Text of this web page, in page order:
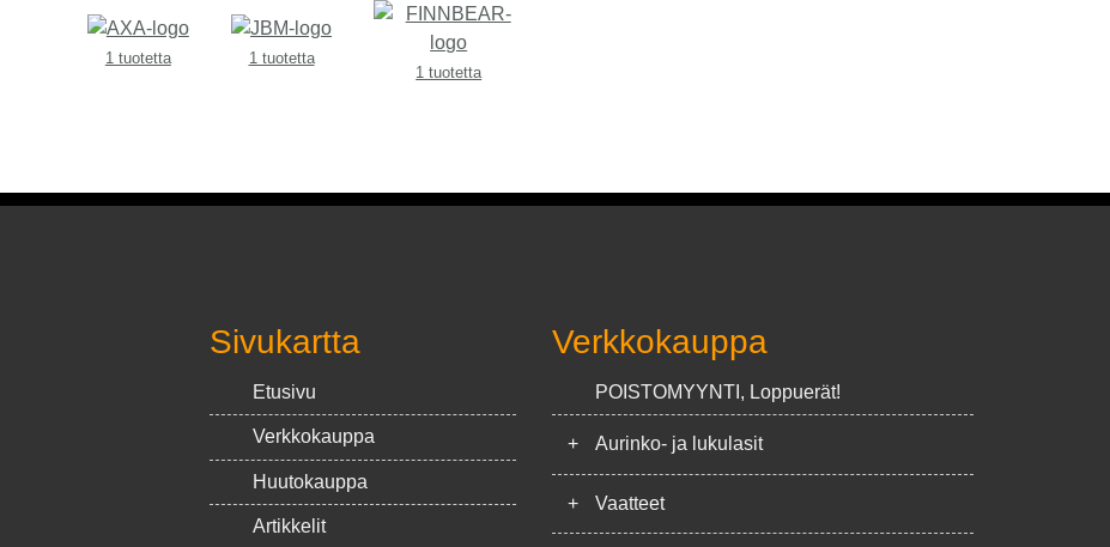
1 tuotetta
1 tuotetta
1 tuotetta
Sivukartta
Etusivu
Verkkokauppa
Huutokauppa
Artikkelit
Verkkokauppa
POISTOMYYNTI, Loppuerät!
+ Aurinko- ja lukulasit
+ Vaatteet